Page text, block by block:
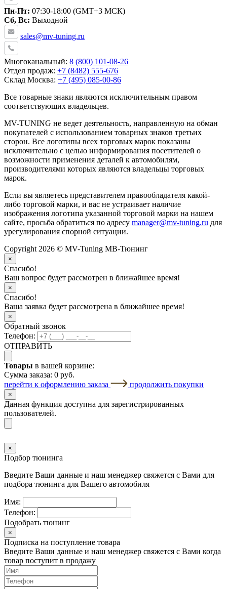
Пн-Пт: 07:30-18:00 (GMT+3 МСК)
Сб, Вс: Выходной
sales@mv-tuning.ru
Многоканальный: 8 (800) 101-08-26
Отдел продаж: +7 (8482) 555-676
Склад Москва: +7 (495) 085-00-86
Все товарные знаки являются исключительным правом
соответствующих владельцев.
MV-TUNING не ведет деятельность, направленную на обман
покупателей с использованием товарных знаков третьих
сторон. Все логотипы всех торговых марок показаны
исключительно с целью информирования посетителей о
возможности применения деталей к автомобилям,
производителями которых являются владельцы торговых
марок.
Если вы являетесь представителем правообладателя какой-
либо торговой марки, и вас не устраивает наличие
изображения логотипа указанной торговой марки на нашем
сайте, просьба обратиться по адресу manager@mv-tuning.ru для
урегулирования спорной ситуации.
Copyright 2026 © MV-Tuning МВ-Тюнинг
×
Спасибо!
Ваш вопрос будет рассмотрен в ближайшее время!
×
Спасибо!
Ваша заявка будет рассмотрена в ближайшее время!
×
Обратный звонок
Телефон:
ОТПРАВИТЬ
Товары в вашей корзине:
Сумма заказа: 0 руб.
перейти к оформлению заказа
продолжить покупки
×
Данная функция доступна для зарегистрированных
пользователей.
×
Подбор тюнинга
Введите Ваши данные и наш менеджер свяжется с Вами для
подбора тюнинга для Вашего автомобиля
Имя:
Телефон:
Подобрать тюнинг
×
Подписка на поступление товара
Введите Ваши данные и наш менеджер свяжется с Вами когда
товар поступит в продажу